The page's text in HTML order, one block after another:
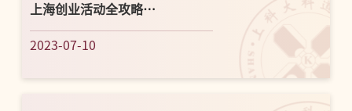
上海创业活动全攻略
（2023.7.11-7.16）
2023-07-10